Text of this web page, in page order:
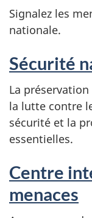
Signalez les
nationale.
Sécurité
La
la lutte contre
sécurité et la
essentielles.
Centre
menaces